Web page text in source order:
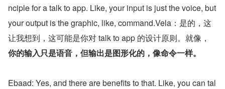
nciple for a talk to app. Like, your input is just the voice, but
your output is the graphic, like, command.Vela：是的，这
你的输入只是语音，但输出是图形化的，像命令一样。
Ebaad: Yes, and there are benefits to that. Like, you can tal